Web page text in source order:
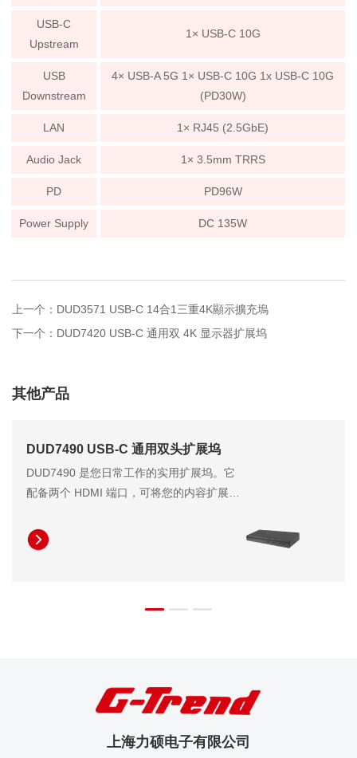
USB-C
Upstream
1× USB-C 10G
USB
Downstream
4× USB-A 5G 1× USB-C 10G 1x USB-C 10G
(PD30W)
LAN 1× RJ45 (2.5GbE)
Audio Jack 1× 3.5mm TRRS
PD PD96W
Power Supply DC 135W
上一个：DUD3571 USB-C 14合1三重4K顯示擴充塢
下一个：DUD7420 USB-C 通用双 4K 显示器扩展坞
其他产品
DUD7490 USB-C 通用双头扩展坞
DUD7490 是您日常工作的实用扩展坞。它
配备两个 HDMI 端口，可将您的内容扩展至
分辨率显示器。它同时提供高达 96W 的笔
记本电脑充电功率，无需笨重的笔记本电脑
USB-C 端口，可轻松连接您的各种 USB 设
环境中提高生产力和性能的可靠解决方案。
上海力硕电子有限公司